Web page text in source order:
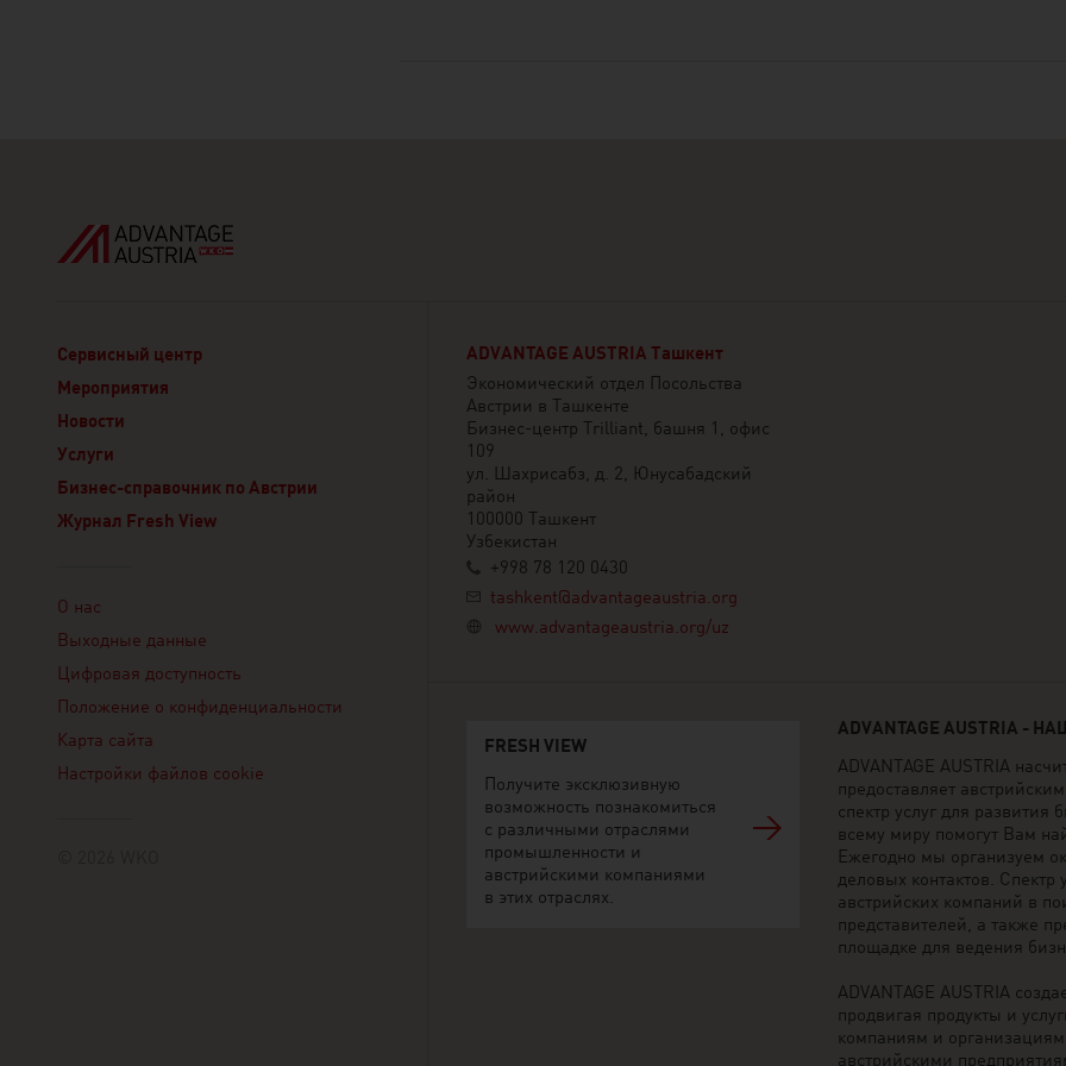
Сервисный центр
Мероприятия
Новости
Услуги
Бизнес-справочник по Австрии
Журнал Fresh View
О нас
Выходные данные
Цифровая доступность
Положение о конфиденциальности
Карта сайта
Настройки файлов cookie
ADVANTAGE AUSTRIA Ташкент
Экономический отдел Посольства
Австрии в Ташкенте
Бизнес-центр Trilliant, башня 1, офис
109
ул. Шахрисабз, д. 2, Юнусабадский
район
100000 Ташкент
Узбекистан
+998 78 120 0430
tashkent@advantageaustria.org
www.advantageaustria.org/uz
FRESH VIEW
Получите эксклюзивную
возможность познакомиться
с различными отраслями
промышленности и
австрийскими компаниями
в этих отраслях.
ADVANTAGE AUSTRIA
ADVANTAGE AUSTRIA
предоставляет
спектр услуг для
всему миру помогут Вам
Ежегодно мы организуем
деловых контактов. Спектр
австрийских компаний в
представителей, а также
площадке для ведения
ADVANTAGE AUSTRIA
продвигая продукты и
компаниям и
австрийскими